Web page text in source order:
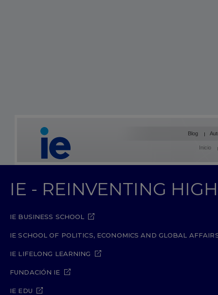
Blog
Inicio
IE - REINVENTING
IE BUSINESS SCHOOL
IE SCHOOL OF POLITICS, ECONOMICS AND GLOBAL
IE LIFELONG LEARNING
FUNDACIÓN IE
IE EDU